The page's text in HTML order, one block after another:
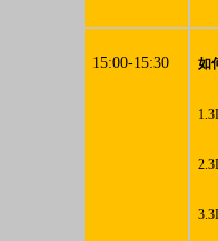
15:00-15:30 如